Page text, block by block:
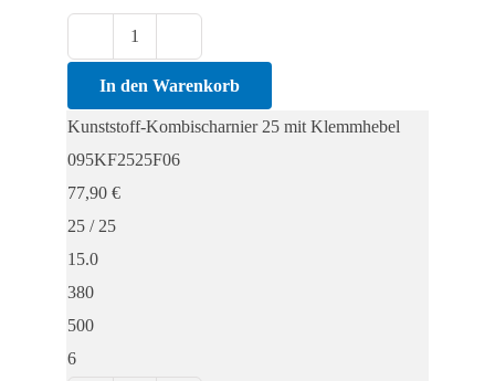
Kombischarnier
25
In den Warenkorb
Kunststoff-Kombischarnier 25 mit Klemmhebel
095KF2525F06
77,90 €
25 / 25
15.0
380
500
6